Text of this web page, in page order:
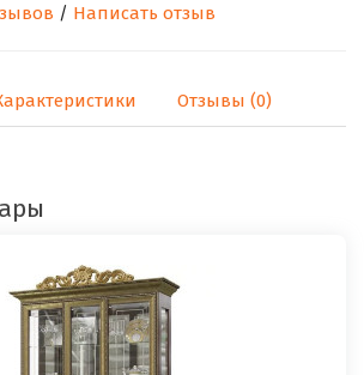
/ Написать отзыв
Отзывы (0)